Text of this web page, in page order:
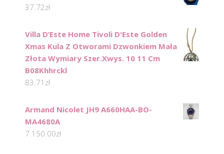
37.72zł
Villa D’Este Home Tivoli D'Este Golden
Xmas Kula Z Otworami Dzwonkiem Mała
Złota Wymiary Szer.Xwys. 10 11 Cm
B08Khhrckl
83.71 zł
Armand Nicolet JH9 A660HAA-BO-
MA4680A
7 150.00zł